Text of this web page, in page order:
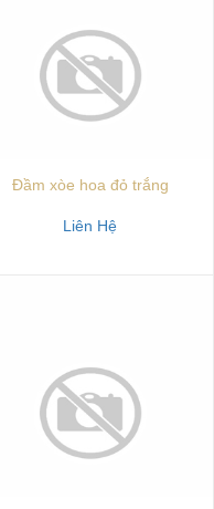
Đầm xòe hoa đỏ trắng
Liên Hệ